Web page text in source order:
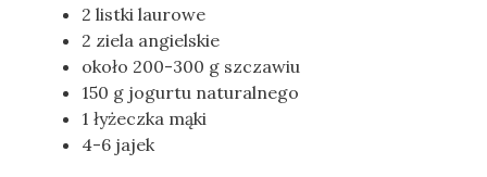
2 listki laurowe
2 ziela angielskie
około 200-300 g szczawiu
150 g jogurtu naturalnego
1 łyżeczka mąki
4-6 jajek